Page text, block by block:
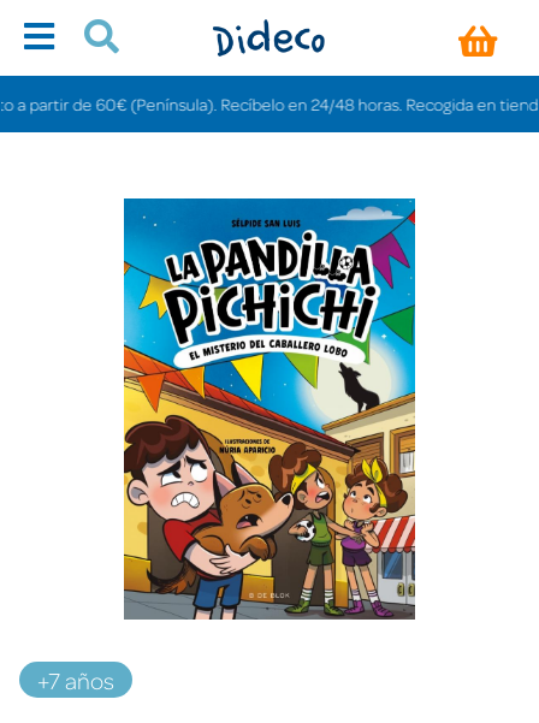
de 60€ (Península). Recíbelo en 24/48 horas. Recogida en tiendas
+7 años